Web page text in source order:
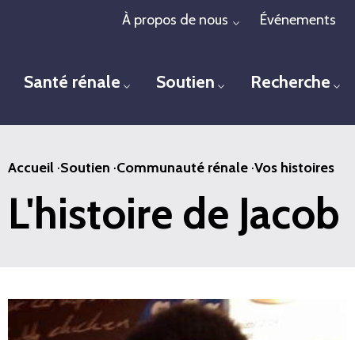
principal
À propos de nous Toggle menu
Événements
Santé rénale Toggle menu
Soutien Toggle menu
Recherche
Accueil ·Soutien ·Communauté rénale ·Vos histoires
L'histoire de Jacob